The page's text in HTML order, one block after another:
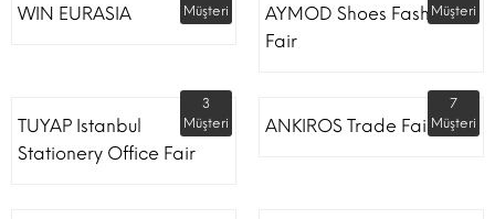
WIN EURASIA
Müşteri
AYMOD Shoes Fashion
Fair
Müşteri
TUYAP Istanbul
Stationery Office Fair
3
Müşteri
ANKIROS Trade Fairs
7
Müşteri